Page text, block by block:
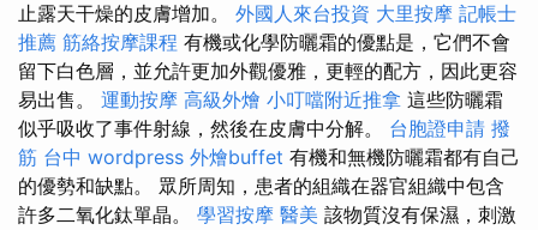
止露天干燥的皮膚增加。 外國人來台投資 大里按摩 記帳士
推薦 筋絡按摩課程 有機或化學防曬霜的優點是，它們不會
留下白色層，並允許更加外觀優雅，更輕的配方，因此更容
易出售。 運動按摩 高級外燴 小叮噹附近推拿 這些防曬霜
似乎吸收了事件射線，然後在皮膚中分解。 台胞證申請 撥
筋 台中 wordpress 外燴buffet 有機和無機防曬霜都有自己
的優勢和缺點。 眾所周知，患者的組織在器官組織中包含
許多二氧化鈦單晶。 學習按摩 醫美 該物質沒有保濕，刺激